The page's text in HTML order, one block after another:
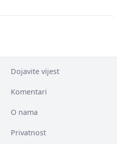
Dojavite vijest
Komentari
O nama
Privatnost